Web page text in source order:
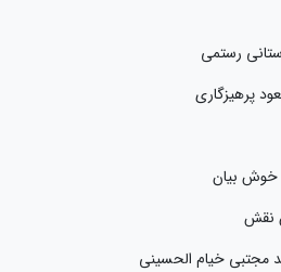
رستمی
پرهیزگاری
بیان
نقش
مجتبی خیام الحسینی